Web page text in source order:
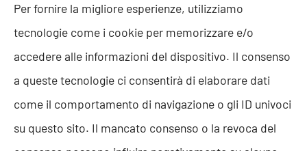
Per fornire la migliore esperienze, utilizziamo
tecnologie come i cookie per memorizzare e/o
accedere alle informazioni del dispositivo. Il consenso
a queste tecnologie ci consentirà di elaborare dati
come il comportamento di navigazione o gli ID univoci
su questo sito. Il mancato consenso o la revoca del
ISO 9001
ISO 27001
Codice etico
Segnalazione Whistleblowing
Politica per la Parità di Genere
Politica per la sicurezza delle informazioni